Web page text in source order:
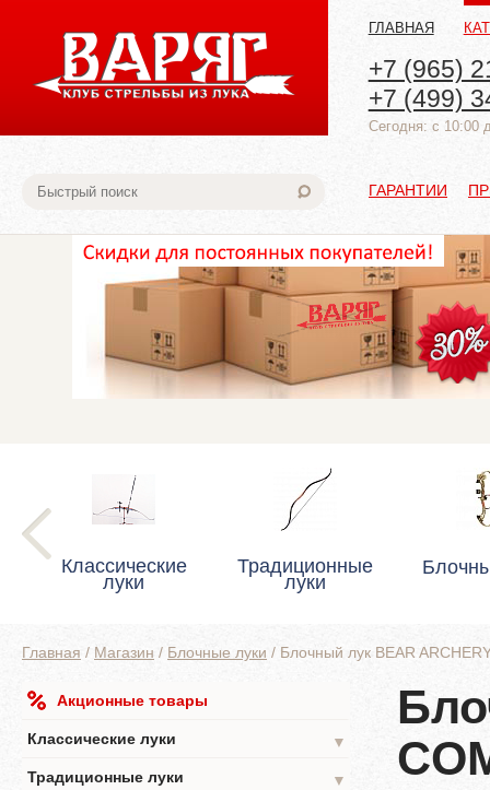
ГЛАВНАЯ
+7 (965)
+7 (499)
Cегодня: с 10:00
ГАРАНТИИ
Классические
луки
Традиционные
луки
Главная / Магазин / Блочные луки / Блочный лук BEAR
Акционные товары
Классические луки
▼
Традиционные луки
▼